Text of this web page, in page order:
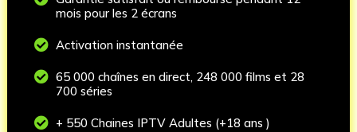
mois pour les 2 écrans
 Activation instantanée
 65 000 chaînes en direct, 248 000 films et 28
700 séries
 + 550 Chaines IPTV Adultes (+18 ans )